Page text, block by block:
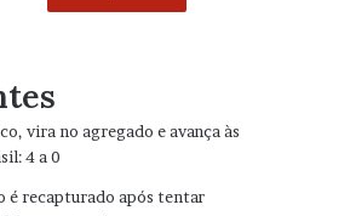
vira no agregado e avança às
4 a 0
recapturado após tentar